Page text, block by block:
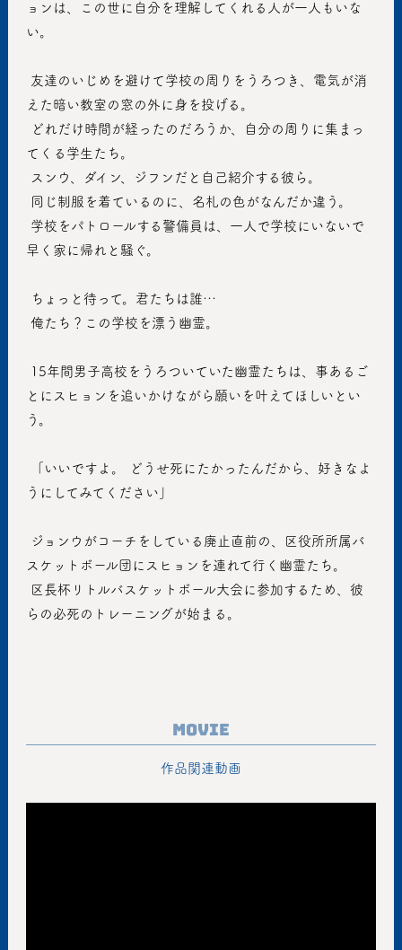
ョンは、この世に自分を理解してくれる人が一人もいな
い。
えた暗い教室の窓の外に身を投げる。
てくる学生たち。
スンウ、ダイン、ジフンだと自己紹介する彼ら。
同じ制服を着ているのに、名札の色がなんだか違う。
早く家に帰れと騒ぐ。
ちょっと待って。君たちは誰…
俺たち？この学校を漂う幽霊。
とにスヒョンを追いかけながら願いを叶えてほしいとい
う。
うにしてみてください」
スケットボール団にスヒョンを連れて行く幽霊たち。
らの必死のトレーニングが始まる。
Movie
作品関連動画